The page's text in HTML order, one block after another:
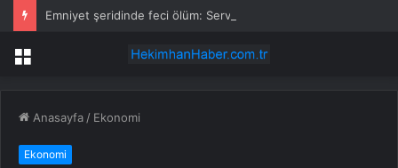
Menü
Anasayfa / Ekonomi
Ekonomi